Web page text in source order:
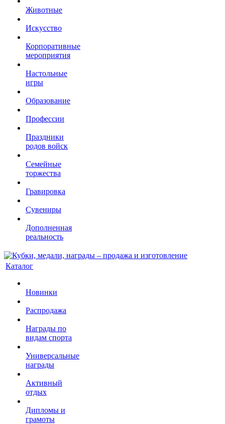
Животные
Искусство
Корпоративные
мероприятия
Настольные
игры
Образование
Профессии
Праздники
родов войск
Семейные
торжества
Гравировка
Сувениры
Дополненная
реальность
Каталог
Новинки
Распродажа
Награды по
видам спорта
Универсальные
награды
Активный
отдых
Дипломы и
грамоты